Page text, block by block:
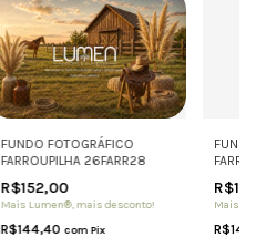
FUNDO FOTOGRÁFICO
FARROUPILHA 26FARR28
R$152,00
Mais Lumen®, mais desconto!
R$144,40 com Pix
Mais